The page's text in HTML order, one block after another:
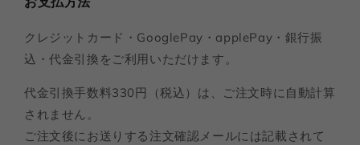
クレジットカード・GooglePay・applePay・銀行振
込・代金引換をご利用いただけます。
代金引換手数料330円（税込）は、ご注文時に自動計算
されません。
ご注文後にお送りする注文確認メールには記載されて